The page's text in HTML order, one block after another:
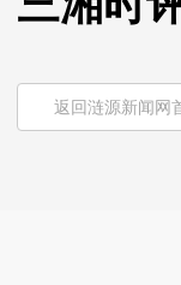
返回涟源新闻网